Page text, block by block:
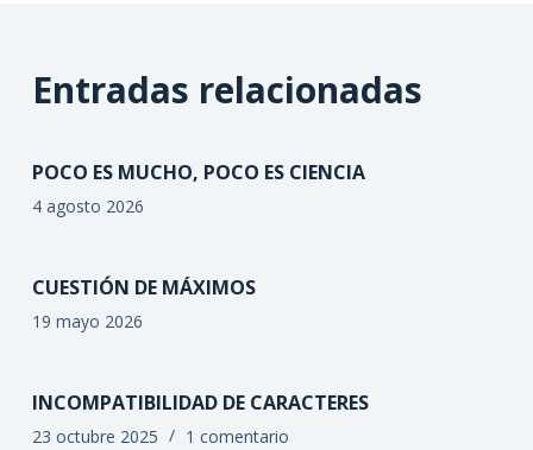
Entradas relacionadas
POCO ES MUCHO, POCO ES CIENCIA
4 agosto 2026
CUESTIÓN DE MÁXIMOS
19 mayo 2026
INCOMPATIBILIDAD DE CARACTERES
23 octubre 2025 1 comentario